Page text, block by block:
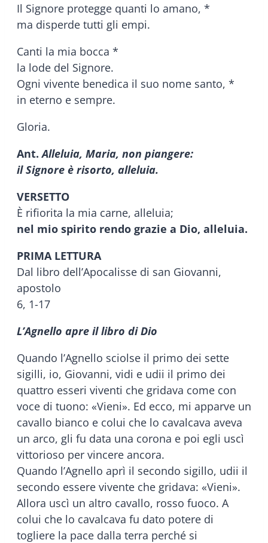
Il Signore protegge quanti lo amano, *
ma disperde tutti gli empi.
Canti la mia bocca *
la lode del Signore.
Ogni vivente benedica il suo nome santo, *
in eterno e sempre.
Gloria.
Ant.Alleluia, Maria, non piangere:
il Signore è risorto, alleluia.
VERSETTO
È rifiorita la mia carne, alleluia;
nel mio spirito rendo grazie a Dio, alleluia.
PRIMA LETTURA
Dal libro dell’Apocalisse di san Giovanni,
apostolo
6, 1-17
L’Agnello apre il libro di Dio
Quando l’Agnello sciolse il primo dei sette
sigilli, io, Giovanni, vidi e udii il primo dei
quattro esseri viventi che gridava come con
voce di tuono: «Vieni». Ed ecco, mi apparve un
cavallo bianco e colui che lo cavalcava aveva
un arco, gli fu data una corona e poi egli uscì
vittorioso per vincere ancora.
Quando l’Agnello aprì il secondo sigillo, udii il
secondo essere vivente che gridava: «Vieni».
Allora uscì un altro cavallo, rosso fuoco. A
colui che lo cavalcava fu dato potere di
togliere la pace dalla terra perché si